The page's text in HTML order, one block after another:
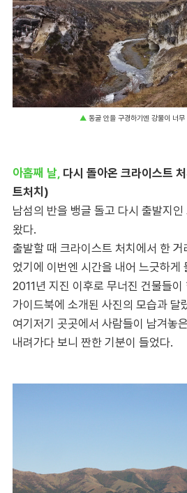
▲ 동굴 안을 구경하기엔 강물이 너
아홉째 날, 다시 돌아온 크라이스트
트처치)
남섬의 반을 뱅글 돌고 다시 출발지
왔다.
출발할 때 크라이스트 처치에서 한
었기에 이번엔 시간을 내어 느긋하게
2011년 지진 이후로 무너진 건물들
가이드북에 소개된 사진의 모습과 달
여기저기 곳곳에서 사람들이 남겨놓
내려가다 보니 짠한 기분이 들었다.